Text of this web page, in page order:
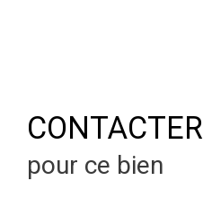
CONTACTER
pour ce bien